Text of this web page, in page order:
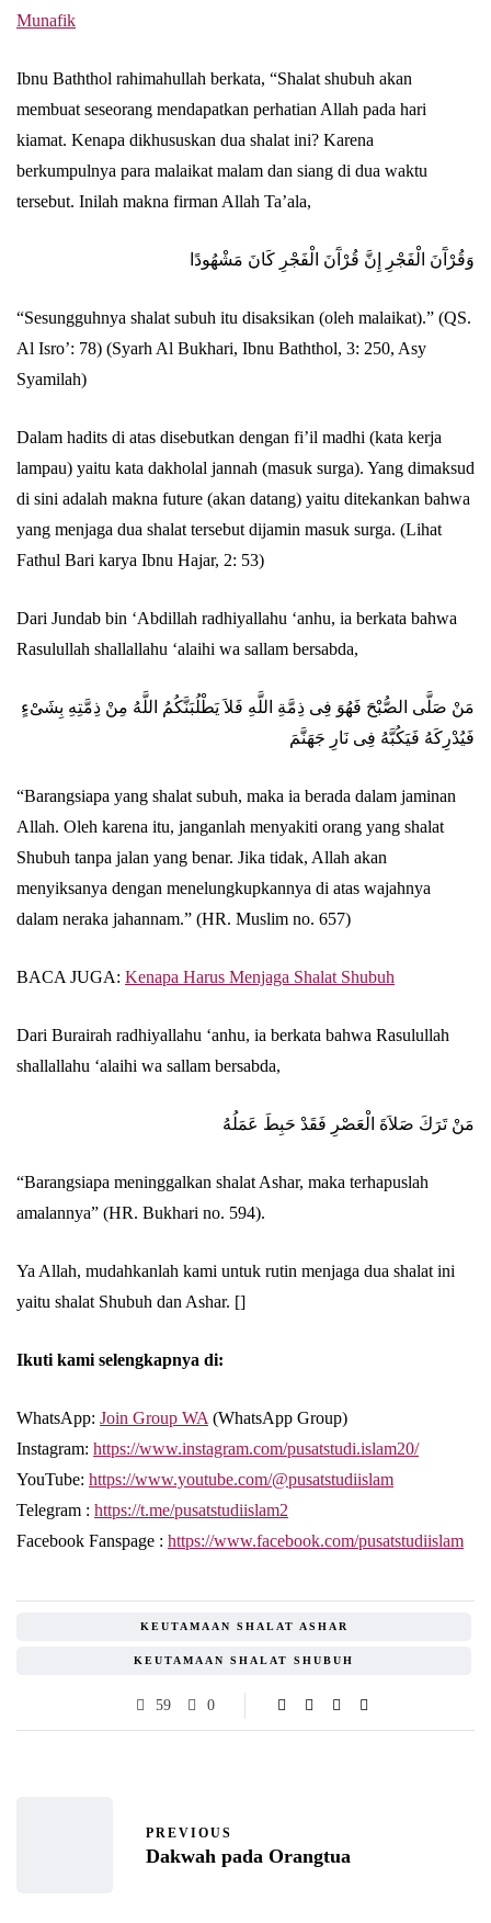
Munafik
Ibnu Baththol rahimahullah berkata, “Shalat shubuh akan
membuat seseorang mendapatkan perhatian Allah pada hari
kiamat. Kenapa dikhususkan dua shalat ini? Karena
berkumpulnya para malaikat malam dan siang di dua waktu
tersebut. Inilah makna firman Allah Ta’ala,
وَقُرْآَنَ الْفَجْرِ إِنَّ قُرْآَنَ الْفَجْرِ كَانَ مَشْهُودًا
“Sesungguhnya shalat subuh itu disaksikan (oleh malaikat).” (QS.
Al Isro’: 78) (Syarh Al Bukhari, Ibnu Baththol, 3: 250, Asy
Syamilah)
Dalam hadits di atas disebutkan dengan fi’il madhi (kata kerja
lampau) yaitu kata dakholal jannah (masuk surga). Yang dimaksud
di sini adalah makna future (akan datang) yaitu ditekankan bahwa
yang menjaga dua shalat tersebut dijamin masuk surga. (Lihat
Fathul Bari karya Ibnu Hajar, 2: 53)
Dari Jundab bin ‘Abdillah radhiyallahu ‘anhu, ia berkata bahwa
Rasulullah shallallahu ‘alaihi wa sallam bersabda,
مَنْ صَلَّى الصُّبْحَ فَهُوَ فِى ذِمَّةِ اللَّهِ فَلاَ يَطْلُبَنَّكُمُ اللَّهُ مِنْ ذِمَّتِهِ بِشَىْءٍ
فَيُدْرِكَهُ فَيَكُبَّهُ فِى نَارِ جَهَنَّمَ
“Barangsiapa yang shalat subuh, maka ia berada dalam jaminan
Allah. Oleh karena itu, janganlah menyakiti orang yang shalat
Shubuh tanpa jalan yang benar. Jika tidak, Allah akan
menyiksanya dengan menelungkupkannya di atas wajahnya
dalam neraka jahannam.” (HR. Muslim no. 657)
BACA JUGA: Kenapa Harus Menjaga Shalat Shubuh
Dari Burairah radhiyallahu ‘anhu, ia berkata bahwa Rasulullah
shallallahu ‘alaihi wa sallam bersabda,
مَنْ تَرَكَ صَلاَةَ الْعَصْرِ فَقَدْ حَبِطَ عَمَلُهُ
“Barangsiapa meninggalkan shalat Ashar, maka terhapuslah
amalannya” (HR. Bukhari no. 594).
Ya Allah, mudahkanlah kami untuk rutin menjaga dua shalat ini
yaitu shalat Shubuh dan Ashar. []
Ikuti kami selengkapnya di:
WhatsApp: Join Group WA (WhatsApp Group)
Instagram: https://www.instagram.com/pusatstudi.islam20/
YouTube: https://www.youtube.com/@pusatstudiislam
Telegram : https://t.me/pusatstudiislam2
Facebook Fanspage : https://www.facebook.com/pusatstudiislam
KEUTAMAAN SHALAT ASHAR
KEUTAMAAN SHALAT SHUBUH
59 0
PREVIOUS
Dakwah pada Orangtua